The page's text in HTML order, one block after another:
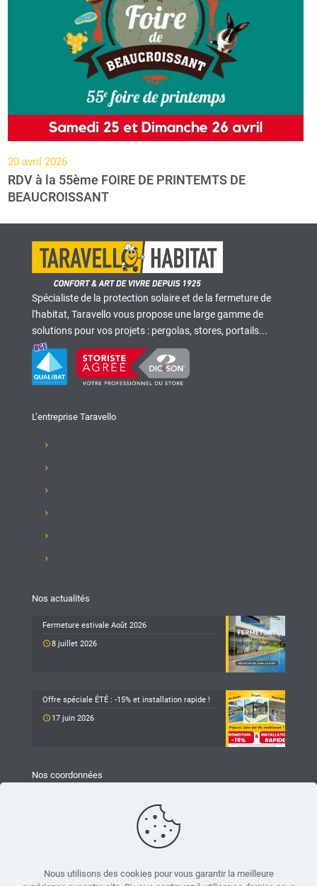
20 avril 2026
RDV à la 55ème FOIRE DE PRINTEMTS DE
BEAUCROISSANT
Spécialiste de la protection solaire et de la fermeture de
l'habitat, Taravello vous propose une large gamme de
solutions pour vos projets : pergolas, stores, portails...
L’entreprise Taravello
Nos actualités
Fermeture estivale Août 2026
8 juillet 2026
Offre spéciale ÉTÉ : -15% et installation rapide !
17 juin 2026
Nos coordonnées
25 Chemin du Mûrier
26540 Mours-Saint-Eusèbe
Nous utilisons des cookies pour vous garantir la meilleure